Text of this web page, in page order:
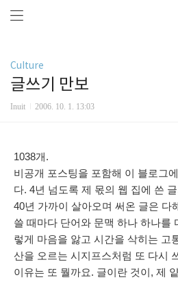
Culture
글쓰기 만보
Inuit 2006. 10. 1. 13:03
1038개.
비공개 포스팅을 포함해 이 블로그
다. 4년 넘도록 제 몫의 웹 집에 쓴
40년 가까이 살아오며 써온 글은 다
쓸 때마다 단어와 문맥 하나 하나를
렇게 마음을 앓고 시간을 삭히는 고
산을 오르는 시지프스처럼 또 다시
이유는 또 뭘까요. 글이란 것이, 제